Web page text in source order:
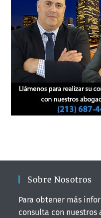
Sobre Nosotros
Para obtener más
consulta con nuestros